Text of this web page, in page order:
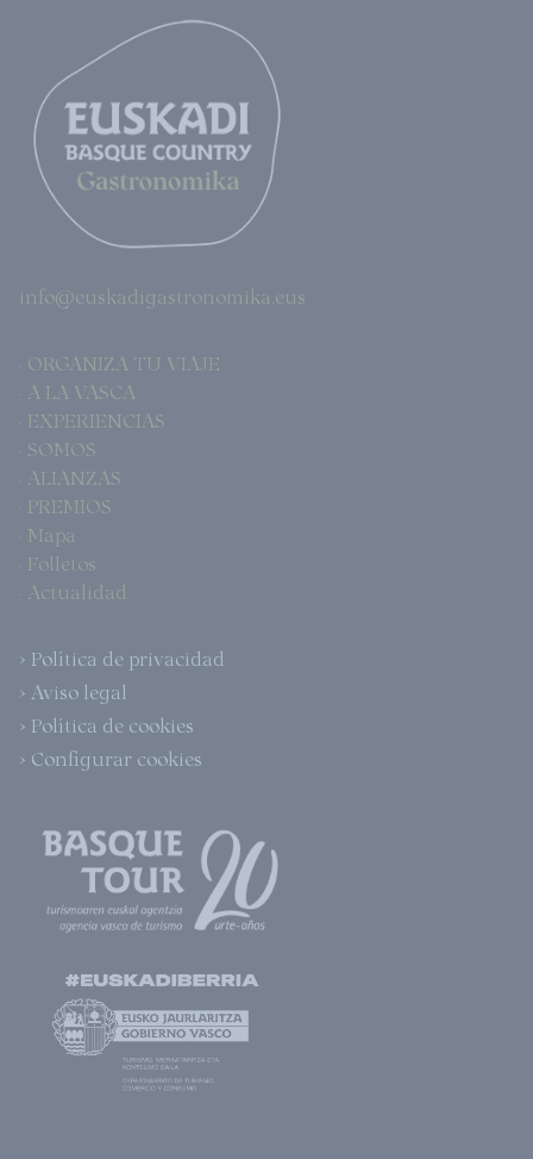
info@euskadigastronomika.eus
· ORGANIZA TU VIAJE
· A LA VASCA
· EXPERIENCIAS
· SOMOS
· ALIANZAS
· PREMIOS
· Mapa
· Folletos
· Actualidad
> Política de privacidad
> Aviso legal
> Política de cookies
> Configurar cookies